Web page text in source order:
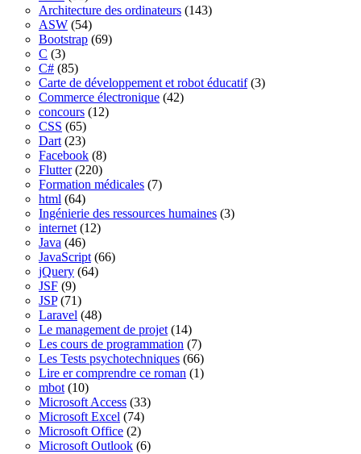
Architecture des ordinateurs (143)
ASW (54)
Bootstrap (69)
C (3)
C# (85)
Carte de développement et robot éducatif(3)
Commerce électronique (42)
concours (12)
CSS (65)
Dart (23)
Facebook (8)
Flutter(220)
Formation médicales (7)
html (64)
Ingénierie des ressources humaines (3)
internet (12)
Java (46)
JavaScript (66)
jQuery (64)
JSF (9)
JSP(71)
Laravel (48)
Le management de projet (14)
Les cours de programmation (7)
Les Tests psychotechniques (66)
Lire er comprendre ce roman (1)
mbot (10)
Microsoft Access (33)
Microsoft Excel (74)
Microsoft Office (2)
Microsoft Outlook (6)